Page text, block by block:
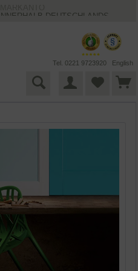
DEUTSCHLANDS
GARANTIE
Tel. 0221 9723920 English